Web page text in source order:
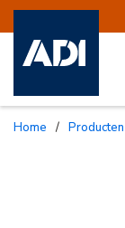
Home / Producten